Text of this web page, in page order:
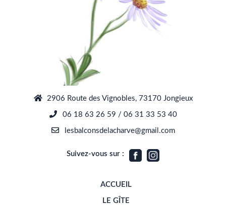
2906 Route des Vignobles, 73170 Jongieux
06 18 63 26 59 / 06 31 33 53 40
lesbalconsdelacharve@gmail.com
Suivez-vous sur :
ACCUEIL
LE GÎTE